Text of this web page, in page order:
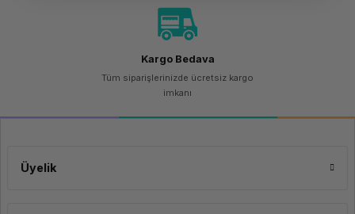
Kargo Bedava
Tüm siparişlerinizde ücretsiz kargo
imkanı
Üyelik